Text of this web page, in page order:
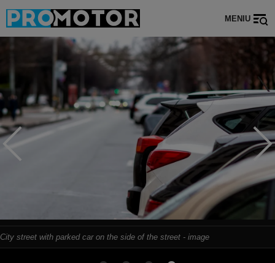
MENIU
City street with parked car on the side of the street - image